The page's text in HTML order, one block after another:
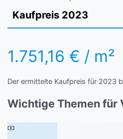
Kaufpreis 2023
1.751,16 € / m²
Der ermittelte Kaufpreis für 2023
Wichtige Themen für